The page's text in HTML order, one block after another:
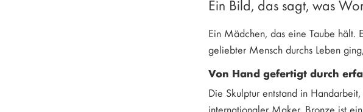
Ein Bild, das sagt, was
Ein Mädchen, das eine Taube hält.
geliebter Mensch durchs Leben
Von Hand gefertigt durch
Die Skulptur entstand in
internationaler Maker. Bronze ist